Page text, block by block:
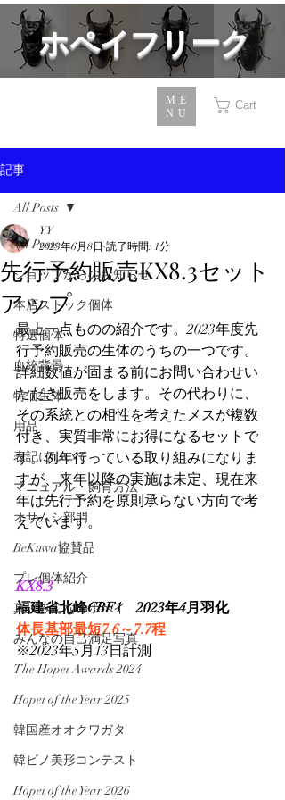
​ホペイフリーク
ME
NU
Cart
記事
All Posts
ショップからのお知らせ
本店ストック個体
特選個体
血統背景
特価生体
用品
表記について
マニュアル・飼育方法
オサムシ部門
BeKuwa協賛品
プレ個体紹介
真・みんなのホペイ
みんなの自己満足写真
The Hopei Awards 2024
Hopei of the Year 2025
韓国産オオクワガタ
韓ビノ美形コンテスト
Hopei of the Year 2026
All Posts
先行予約販売KX8.3セット
アップ
YY
2023年6月8日 読了時間: 1分
最上一点ものの紹介です。2023年度先
行予約販売の生体のうちの一つです。
詳細数値が固まる前にお問い合わせい
ただき販売をします。その代わりに、
その系統との相性を考えたメスが複数
付き、実質非常にお得になるセットで
す。例年行っている取り組みになりま
すが、来年以降の実施は未定、現在来
年は先行予約を原則承らない方向で考
えています。
KX8.3
福建省北峰CBF1　2023年4月羽化
体長基部最短7.6～7.7程
※2023年5月13日計測